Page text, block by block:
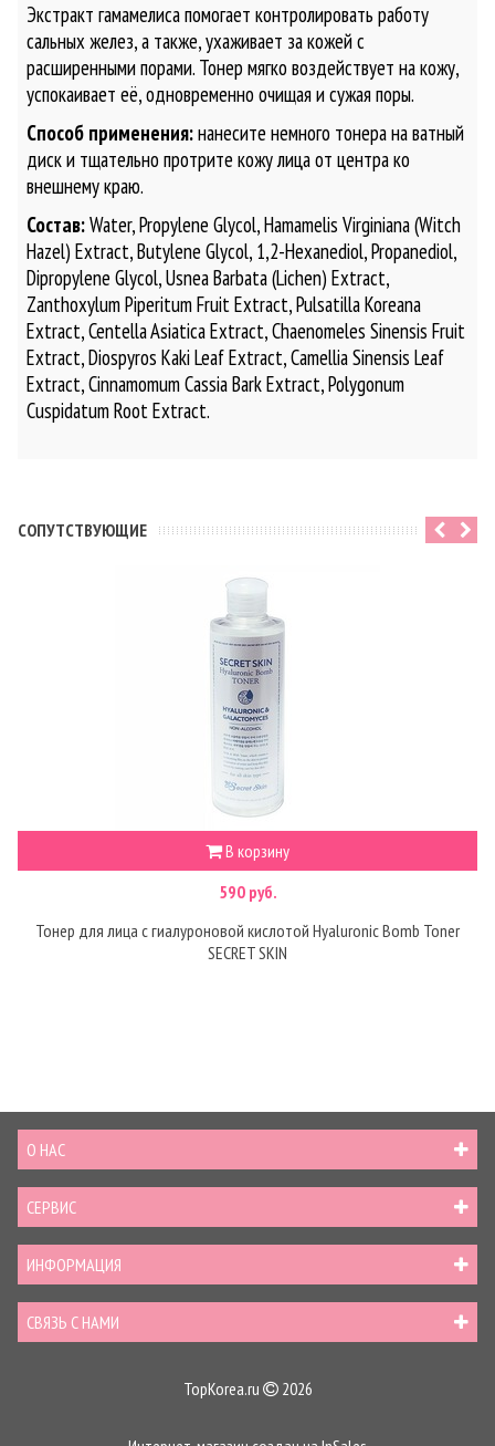
Экстракт гамамелиса помогает контролировать работу
сальных желез, а также, ухаживает за кожей с
расширенными порами. Тонер мягко воздействует на кожу,
успокаивает её, одновременно очищая и сужая поры.
Способ применения:нанесите немного тонера на ватный
диск и тщательно протрите кожу лица от центра ко
внешнему краю.
Состав:Water, Propylene Glycol, Hamamelis Virginiana (Witch
Hazel) Extract, Butylene Glycol, 1,2-Hexanediol, Propanediol,
Dipropylene Glycol, Usnea Barbata (Lichen) Extract,
Zanthoxylum Piperitum Fruit Extract, Pulsatilla Koreana
Extract, Centella Asiatica Extract, Chaenomeles Sinensis Fruit
Extract, Diospyros Kaki Leaf Extract, Camellia Sinensis Leaf
Extract, Cinnamomum Cassia Bark Extract, Polygonum
Cuspidatum Root Extract.
CОПУТСТВУЮЩИЕ
В корзину
590 руб.
Тонер для лица с гиалуроновой кислотой Hyaluronic Bomb Toner
SECRET SKIN
О НАС
СЕРВИС
ИНФОРМАЦИЯ
СВЯЗЬ С НАМИ
TopKorea.ru 2026